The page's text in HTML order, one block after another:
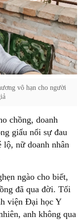
vô hạn cho người
chồng, doanh
giấu nổi sự đau
lộ, nữ doanh nhân
ngào cho biết,
đã qua đời. Tối
viện Đại học Y
anh không qua